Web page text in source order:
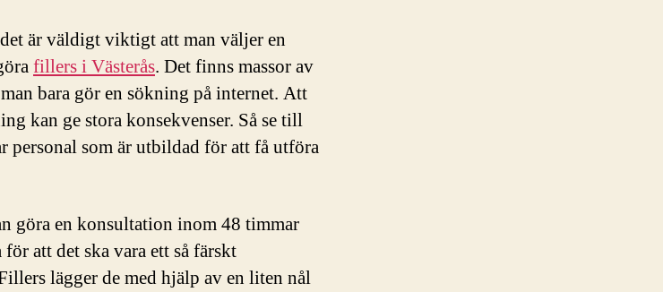
är väldigt viktigt att man väljer en
fillers i Västerås. Det finns massor av
bara gör en sökning på internet. Att
kan ge stora konsekvenser. Så se till
som är utbildad för att få utföra
göra en konsultation inom 48 timmar
att det ska vara ett så färskt
lägger de med hjälp av en liten nål